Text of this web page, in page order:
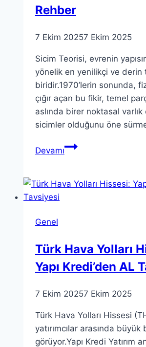
Rehber
7 Ekim 20257 Ekim 2025
Sicim Teorisi, evrenin
yönelik en yenilikçi ve derin
biridir.1970’lerin sonunda,
çığır açan bu fikir, temel
aslında birer noktasal
sicimler olduğunu öne
DevamıSicim
Teorisine
Genel
Türk Hava Yolları
Yapı Kredi’den AL
7 Ekim 20257 Ekim 2025
Türk Hava Yolları Hissesi
yatırımcılar arasında büyük
görüyor.Yapı Kredi Yatırım